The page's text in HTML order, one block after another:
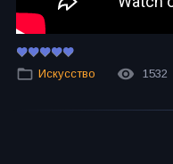
Искусство 1532